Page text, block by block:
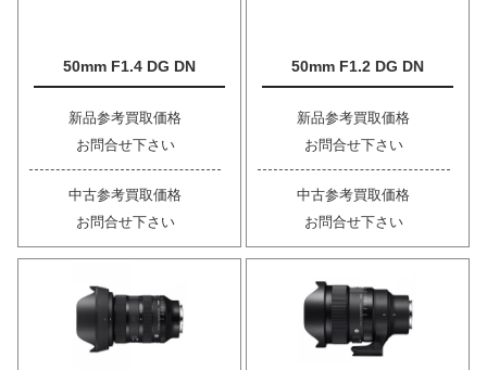
50mm F1.4 DG DN
新品参考買取価格
お問合せ下さい
中古参考買取価格
お問合せ下さい
50mm F1.2 DG DN
新品参考買取価格
お問合せ下さい
中古参考買取価格
お問合せ下さい